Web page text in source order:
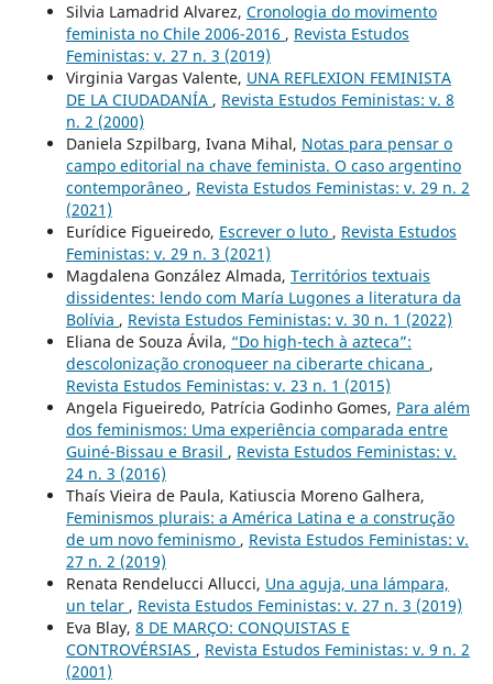
Silvia Lamadrid Alvarez, Cronologia do movimento
feminista no Chile 2006-2016 , Revista Estudos
Feministas: v. 27 n. 3 (2019)
Virginia Vargas Valente, UNA REFLEXION FEMINISTA
DE LA CIUDADANÍA , Revista Estudos Feministas: v. 8
n. 2 (2000)
Daniela Szpilbarg, Ivana Mihal, Notas para pensar o
campo editorial na chave feminista. O caso argentino
contemporâneo , Revista Estudos Feministas: v. 29 n. 2
(2021)
Eurídice Figueiredo, Escrever o luto , Revista Estudos
Feministas: v. 29 n. 3 (2021)
Magdalena González Almada, Territórios textuais
dissidentes: lendo com María Lugones a literatura da
Bolívia , Revista Estudos Feministas: v. 30 n. 1 (2022)
Eliana de Souza Ávila, “Do high-tech à azteca”:
descolonização cronoqueer na ciberarte chicana ,
Revista Estudos Feministas: v. 23 n. 1 (2015)
Angela Figueiredo, Patrícia Godinho Gomes, Para além
dos feminismos: Uma experiência comparada entre
Guiné-Bissau e Brasil , Revista Estudos Feministas: v.
24 n. 3 (2016)
Thaís Vieira de Paula, Katiuscia Moreno Galhera,
Feminismos plurais: a América Latina e a construção
de um novo feminismo , Revista Estudos Feministas: v.
27 n. 2 (2019)
Renata Rendelucci Allucci, Una aguja, una lámpara,
un telar , Revista Estudos Feministas: v. 27 n. 3 (2019)
Eva Blay, 8 DE MARÇO: CONQUISTAS E
CONTROVÉRSIAS , Revista Estudos Feministas: v. 9 n. 2
(2001)